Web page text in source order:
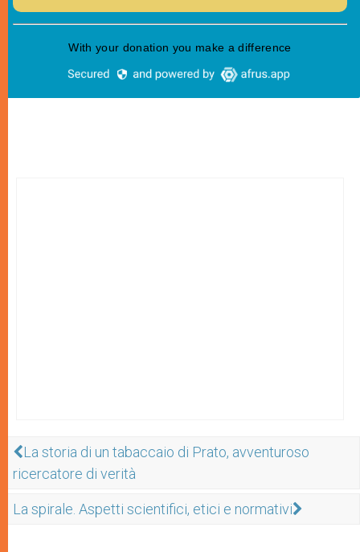
La storia di un tabaccaio di Prato, avventuroso
ricercatore di verità
La spirale. Aspetti scientifici, etici e normativi